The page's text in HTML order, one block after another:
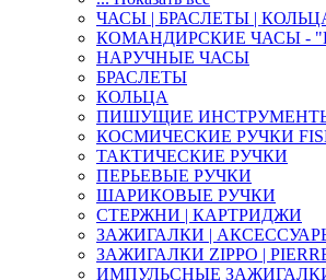
ЧАСЫ | БРАСЛЕТЫ |
КОМАНДИРСКИЕ ЧАСЫ -
НАРУЧНЫЕ ЧАСЫ
БРАСЛЕТЫ
КОЛЬЦА
ПИШУЩИЕ
КОСМИЧЕСКИЕ РУЧКИ
ТАКТИЧЕСКИЕ РУЧКИ
ПЕРЬЕВЫЕ РУЧКИ
ШАРИКОВЫЕ РУЧКИ
СТЕРЖНИ | КАРТРИДЖИ
ЗАЖИГАЛКИ |
ЗАЖИГАЛКИ ZIPPO |
ИМПУЛЬСНЫЕ